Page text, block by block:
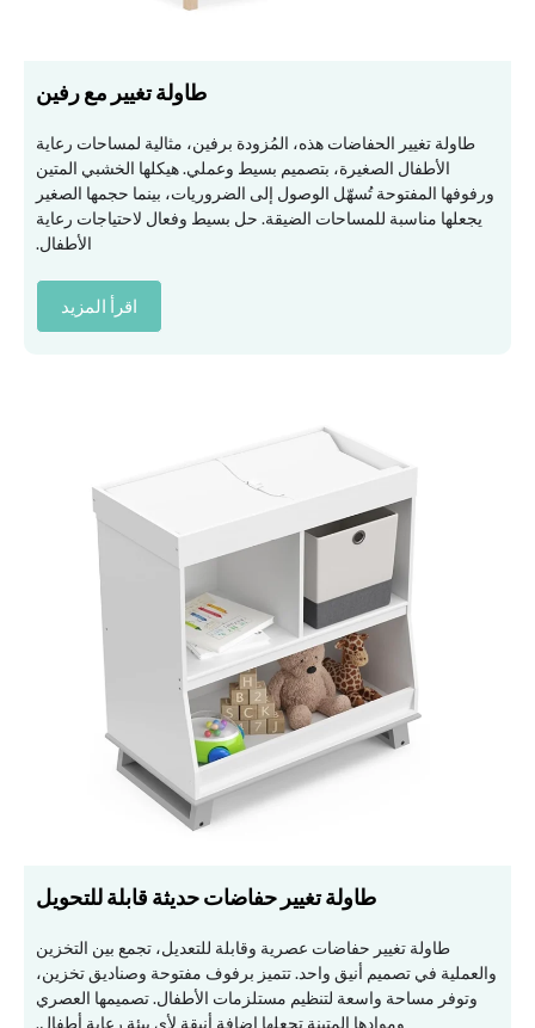
طاولة تغيير مع رفين
طاولة تغيير الحفاضات هذه، المُزودة برفين، مثالية لمساحات رعاية
الأطفال الصغيرة، بتصميم بسيط وعملي. هيكلها الخشبي المتين
ورفوفها المفتوحة تُسهّل الوصول إلى الضروريات، بينما حجمها الصغير
يجعلها مناسبة للمساحات الضيقة. حل بسيط وفعال لاحتياجات رعاية
الأطفال.
اقرأ المزيد
طاولة تغيير حفاضات حديثة قابلة للتحويل
طاولة تغيير حفاضات عصرية وقابلة للتعديل، تجمع بين التخزين
والعملية في تصميم أنيق واحد. تتميز برفوف مفتوحة وصناديق تخزين،
وتوفر مساحة واسعة لتنظيم مستلزمات الأطفال. تصميمها العصري
وموادها المتينة تجعلها إضافة أنيقة لأي بيئة رعاية أطفال.